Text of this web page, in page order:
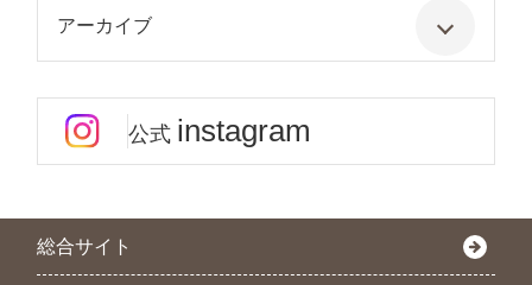
アーカイブ
公式 instagram
総合サイト